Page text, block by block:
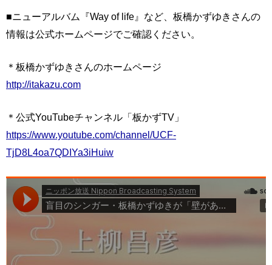
■ニューアルバム『Way of life』など、板橋かずゆきさんの
情報は公式ホームページでご確認ください。
＊板橋かずゆきさんのホームページ
http://itakazu.com
＊公式YouTubeチャンネル「板かずTV」
https://www.youtube.com/channel/UCF-
TjD8L4oa7QDIYa3iHuiw